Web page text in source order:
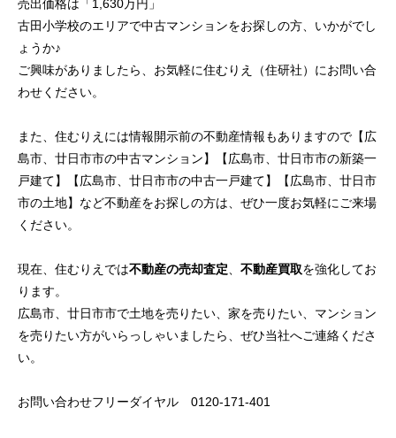
売出価格は「1,630万円」
古田小学校のエリアで中古マンションをお探しの方、いかがでし
ょうか♪
ご興味がありましたら、お気軽に住むりえ（住研社）にお問い合
わせください。
また、住むりえには情報開示前の不動産情報もありますので【広
島市、廿日市市の中古マンション】【広島市、廿日市市の新築一
戸建て】【広島市、廿日市市の中古一戸建て】【広島市、廿日市
市の土地】など不動産をお探しの方は、ぜひ一度お気軽にご来場
ください。
現在、住むりえでは不動産の売却査定 不動産買取を強化してお
ります。
広島市、廿日市市で土地を売りたい、家を売りたい、マンション
を売りたい方がいらっしゃいましたら、ぜひ当社へご連絡くださ
い。
お問い合わせフリーダイヤル 0120-171-401